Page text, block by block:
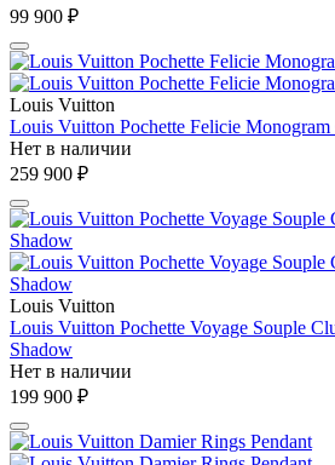
99 900 ₽
Louis Vuitton
Louis Vuitton Pochette Felicie Monogram
Нет в наличии
259 900 ₽
Louis Vuitton
Louis Vuitton Pochette Voyage Souple
Shadow
Нет в наличии
199 900 ₽